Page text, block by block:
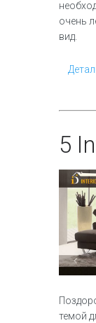
очень
вид.
5
темой